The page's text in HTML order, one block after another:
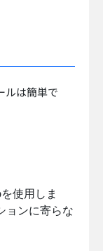
ルは簡単で
を使用しま
ョンに寄らな